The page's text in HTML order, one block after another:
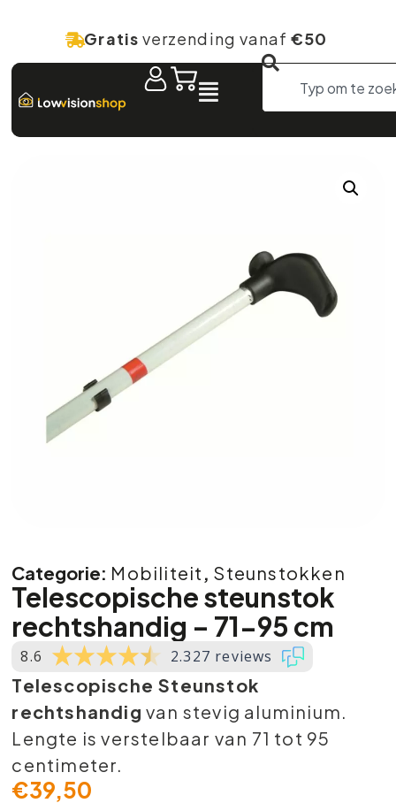
Gratis verzending vanaf €50
Categorie: Mobiliteit , Steunstokken
Telescopische steunstok
rechtshandig – 71-95 cm
8.6 2.327 reviews
Telescopische Steunstok
rechtshandig van stevig aluminium.
Lengte is verstelbaar van 71 tot 95
centimeter.
€39,50